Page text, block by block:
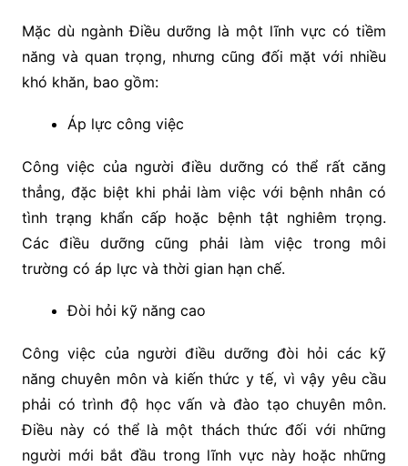
Mặc dù ngành Điều dưỡng là một lĩnh vực có tiềm
năng và quan trọng, nhưng cũng đối mặt với nhiều
khó khăn, bao gồm:
Áp lực công việc
Công việc của người điều dưỡng có thể rất căng
thẳng, đặc biệt khi phải làm việc với bệnh nhân có
tình trạng khẩn cấp hoặc bệnh tật nghiêm trọng.
Các điều dưỡng cũng phải làm việc trong môi
trường có áp lực và thời gian hạn chế.
Đòi hỏi kỹ năng cao
Công việc của người điều dưỡng đòi hỏi các kỹ
năng chuyên môn và kiến thức y tế, vì vậy yêu cầu
phải có trình độ học vấn và đào tạo chuyên môn.
Điều này có thể là một thách thức đối với những
người mới bắt đầu trong lĩnh vực này hoặc những